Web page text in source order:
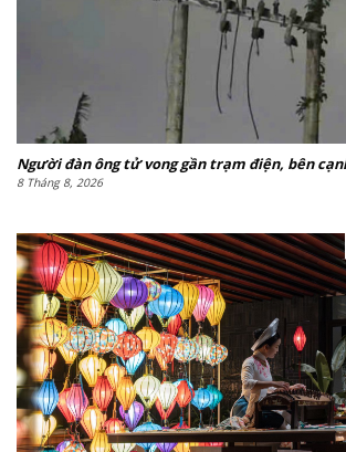
Người đàn ông tử vong gần trạm điện, bên
8 Tháng 8, 2026